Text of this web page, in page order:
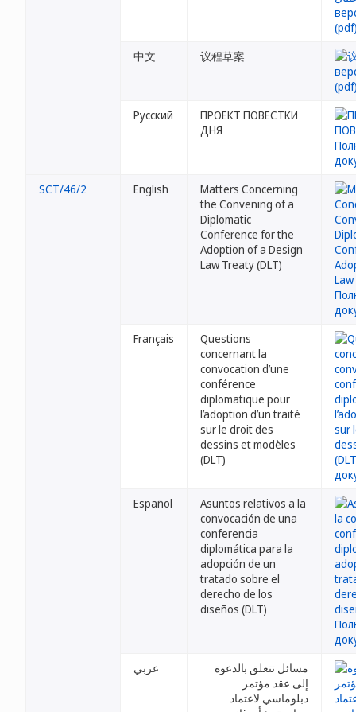
中文 议程草案
Русский
ПРОЕКТ ПОВЕСТКИ
ДНЯ
SCT/46/2 English
Matters Concerning
the Convening of a
Diplomatic
Conference for the
Adoption of a Design
Law Treaty (DLT)
Français
Questions
concernant la
convocation d’une
conférence
diplomatique pour
l’adoption d’un traité
sur le droit des
dessins et modèles
(DLT)
Español
Asuntos relativos a la
convocación de una
conferencia
diplomática para la
adopción de un
tratado sobre el
derecho de los
diseños (DLT)
عربي
مسائل تتعلق بالدعوة
إلى عقد مؤتمر
دبلوماسي لاعتماد